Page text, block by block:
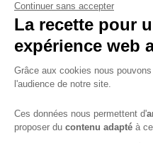
Continuer sans accepter
La recette pour
expérience web
Grâce aux cookies nous
l'audience de notre site.
Ces données nous permettent d'
proposer du contenu adapté à